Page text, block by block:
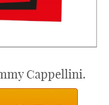
Cappellini.